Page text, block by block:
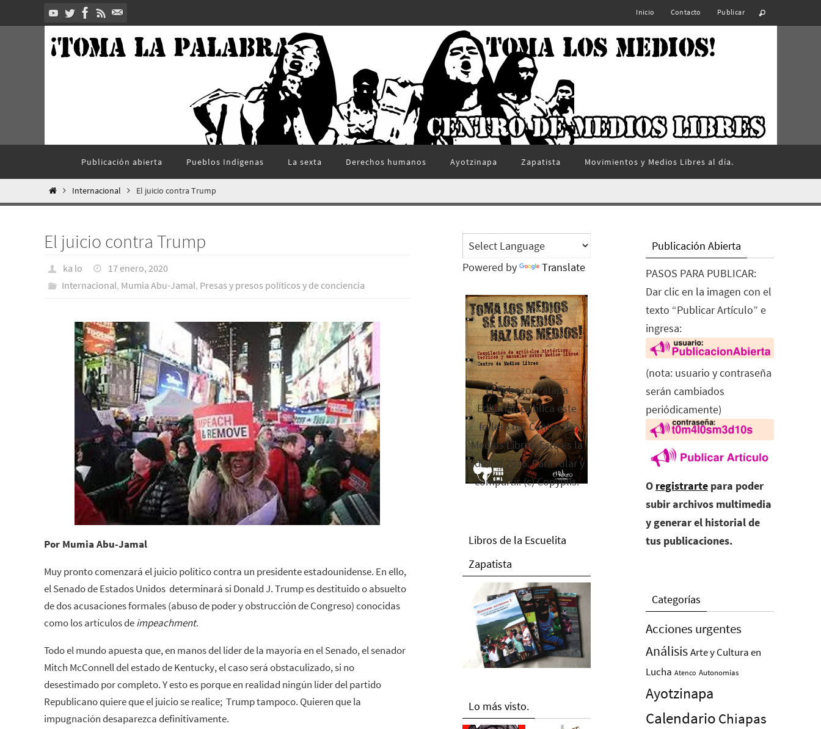
al
Inicio Contacto Publicar
contenido
Publicación abierta Pueblos Indí­genas La sexta Derechos humanos Ayotzinapa Zapatista Movimientos y Medios Libres al día.
InicioInternacional El juicio contra Trump
El juicio contra Trump
ka lo
17 enero, 2020
Internacional, Mumia Abu-Jamal, Presas y presos polí­ticos y de conciencia
Por Mumia Abu-Jamal
Muy pronto comenzará el juicio político contra un presidente estadounidense. En ello,
el Senado de Estados Unidos determinará si Donald J. Trump es destituido o absuelto
de dos acusaciones formales (abuso de poder y obstrucción de Congreso) conocidas
como los artículos deimpeachment.
Todo el mundo apuesta que, en manos del líder de la mayoría en el Senado, el senador
Mitch McConnell del estado de Kentucky, el caso será obstaculizado, si no
desestimado por completo. Y esto es porque en realidad ningún líder del partido
Republicano quiere que el juicio se realice; Trump tampoco. Quieren que la
impugnación desaparezca definitivamente.
Powered by Translate
El Rebozo, Palapa
Editorial, publica este
folleto del Centro de
Medios Libres. Esta es la
edición 2016. Para rolar y
compartir. (c) Copyplis.
Libros de la Escuelita
Zapatista
Lo más visto.
Publicación Abierta
PASOS PARA PUBLICAR:
Dar clic en la imagen con el
texto “Publicar Artículo” e
ingresa:
(nota: usuario y contraseña
serán cambiados
periódicamente)
O registrarte para poder
subir archivos multimedia
y generar el historial de
tus publicaciones.
Categorías
Acciones urgentes
AnálisisArte y Cultura en
Lucha Atenco Autonomías
Ayotzinapa
Calendario Chiapas